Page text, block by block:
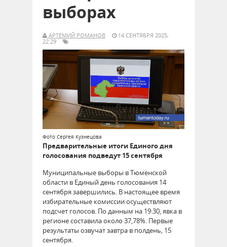
выборах
АРТЕМИЙ РОМАНОВ
14 СЕНТЯБРЯ 2025,
22:29
Фото Сергея Кузнецова
Предварительные итоги Единого дня
голосования подведут 15 сентября
Муниципальные выборы в Тюменской
области в Единый день голосования 14
сентября завершились. В настоящее время
избирательные комиссии осуществляют
подсчет голосов. По данным на 19:30, явка в
регионе составила около 37,78%. Первые
результаты озвучат завтра в полдень, 15
сентября.